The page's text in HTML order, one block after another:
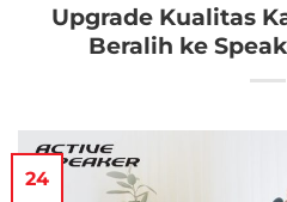
Upgrade Kualitas
Beralih ke
24